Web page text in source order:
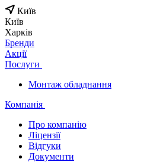
Київ
Київ
Харків
Бренди
Акції
Послуги
Монтаж обладнання
Компанія
Про компанію
Ліцензії
Відгуки
Документи